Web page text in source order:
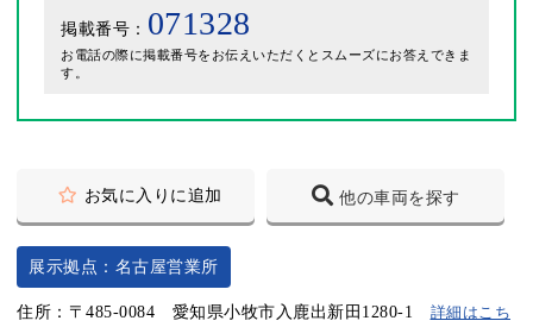
展示拠点：名古屋営業所
住所：〒485-0084 愛知県小牧市入鹿出新田1280-1 詳細はこち
掲載番号： 071328
お電話の際に掲載番号をお伝えいただくとスムーズにお答えできま
す。
お気に入りに追加 他の車両を探す